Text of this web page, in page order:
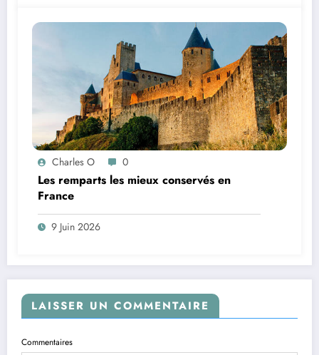
Charles O 0
Les remparts les mieux conservés en
France
9 Juin 2026
LAISSER UN COMMENTAIRE
Commentaires